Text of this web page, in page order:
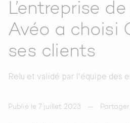
L’entreprise
Avéo a choisi
ses clients
Relu et validé par l'équipe des
Publié le 7 juillet 2023 Partager